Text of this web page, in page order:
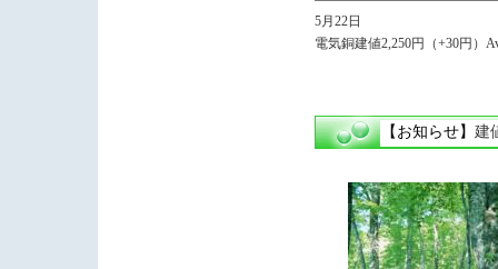
5月22日
電気銅建値2,250円（+30円）
【お知らせ】 建